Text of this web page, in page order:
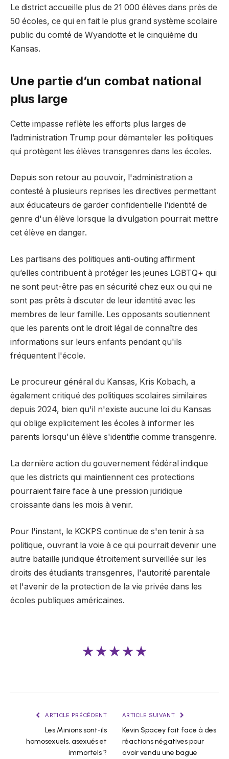
Le district accueille plus de 21 000 élèves dans près de
50 écoles, ce qui en fait le plus grand système scolaire
public du comté de Wyandotte et le cinquième du
Kansas.
Une partie d’un combat national
plus large
Cette impasse reflète les efforts plus larges de
l’administration Trump pour démanteler les politiques
qui protègent les élèves transgenres dans les écoles.
Depuis son retour au pouvoir, l'administration a
contesté à plusieurs reprises les directives permettant
aux éducateurs de garder confidentielle l'identité de
genre d'un élève lorsque la divulgation pourrait mettre
cet élève en danger.
Les partisans des politiques anti-outing affirment
qu’elles contribuent à protéger les jeunes LGBTQ+ qui
ne sont peut-être pas en sécurité chez eux ou qui ne
sont pas prêts à discuter de leur identité avec les
membres de leur famille. Les opposants soutiennent
que les parents ont le droit légal de connaître des
informations sur leurs enfants pendant qu'ils
fréquentent l'école.
Le procureur général du Kansas, Kris Kobach, a
également critiqué des politiques scolaires similaires
depuis 2024, bien qu'il n'existe aucune loi du Kansas
qui oblige explicitement les écoles à informer les
parents lorsqu'un élève s'identifie comme transgenre.
La dernière action du gouvernement fédéral indique
que les districts qui maintiennent ces protections
pourraient faire face à une pression juridique
croissante dans les mois à venir.
Pour l'instant, le KCKPS continue de s'en tenir à sa
politique, ouvrant la voie à ce qui pourrait devenir une
autre bataille juridique étroitement surveillée sur les
droits des étudiants transgenres, l'autorité parentale
et l'avenir de la protection de la vie privée dans les
écoles publiques américaines.
★★★★★
ARTICLE PRÉCÉDENT
Les Minions sont-ils
homosexuels, asexués et
immortels ?
ARTICLE SUIVANT
Kevin Spacey fait face à des
réactions négatives pour
avoir vendu une bague